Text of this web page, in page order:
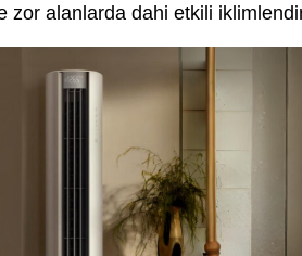
zor alanlarda dahi etkili